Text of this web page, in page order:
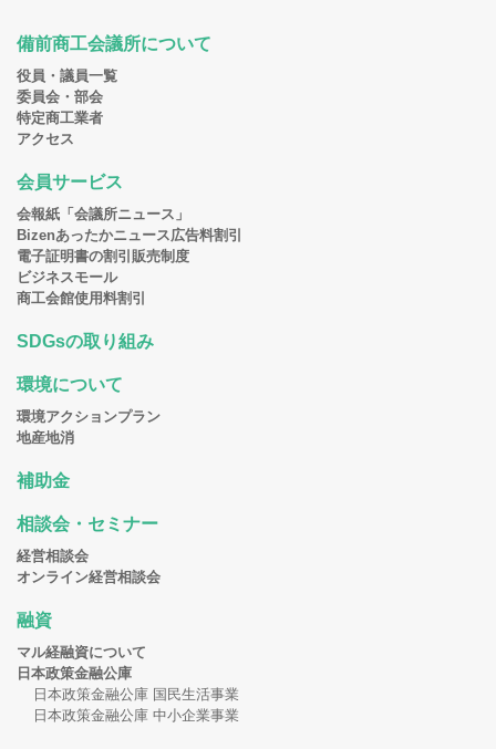
備前商工会議所について
役員・議員一覧
委員会・部会
特定商工業者
アクセス
会員サービス
会報紙「会議所ニュース」
Bizenあったかニュース広告料割引
電子証明書の割引販売制度
ビジネスモール
商工会館使用料割引
SDGsの取り組み
環境について
環境アクションプラン
地産地消
補助金
相談会・セミナー
経営相談会
オンライン経営相談会
融資
マル経融資について
日本政策金融公庫
日本政策金融公庫 国民生活事業
日本政策金融公庫 中小企業事業